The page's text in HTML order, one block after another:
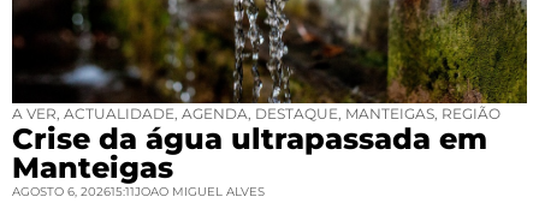
A VER ACTUALIDADE AGENDA DESTAQUE MANTEIGAS REGIÃO
Crise da água ultrapassada em
Manteigas
AGOSTO 6, 202615:11JOAO MIGUEL ALVES